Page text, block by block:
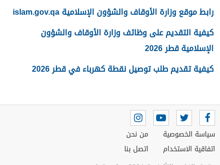
رابط موقع وزارة الأوقاف والشؤون الإسلامية islam.gov.qa
كيفية التقديم على وظائف وزارة الأوقاف والشؤون
الإسلامية قطر 2026
كيفية تقديم طلب توصيل نقطة كهرباء في قطر 2026
سياسة الخصوصية
اتفاقية الاستخدام
من نحن
اتصل بنا